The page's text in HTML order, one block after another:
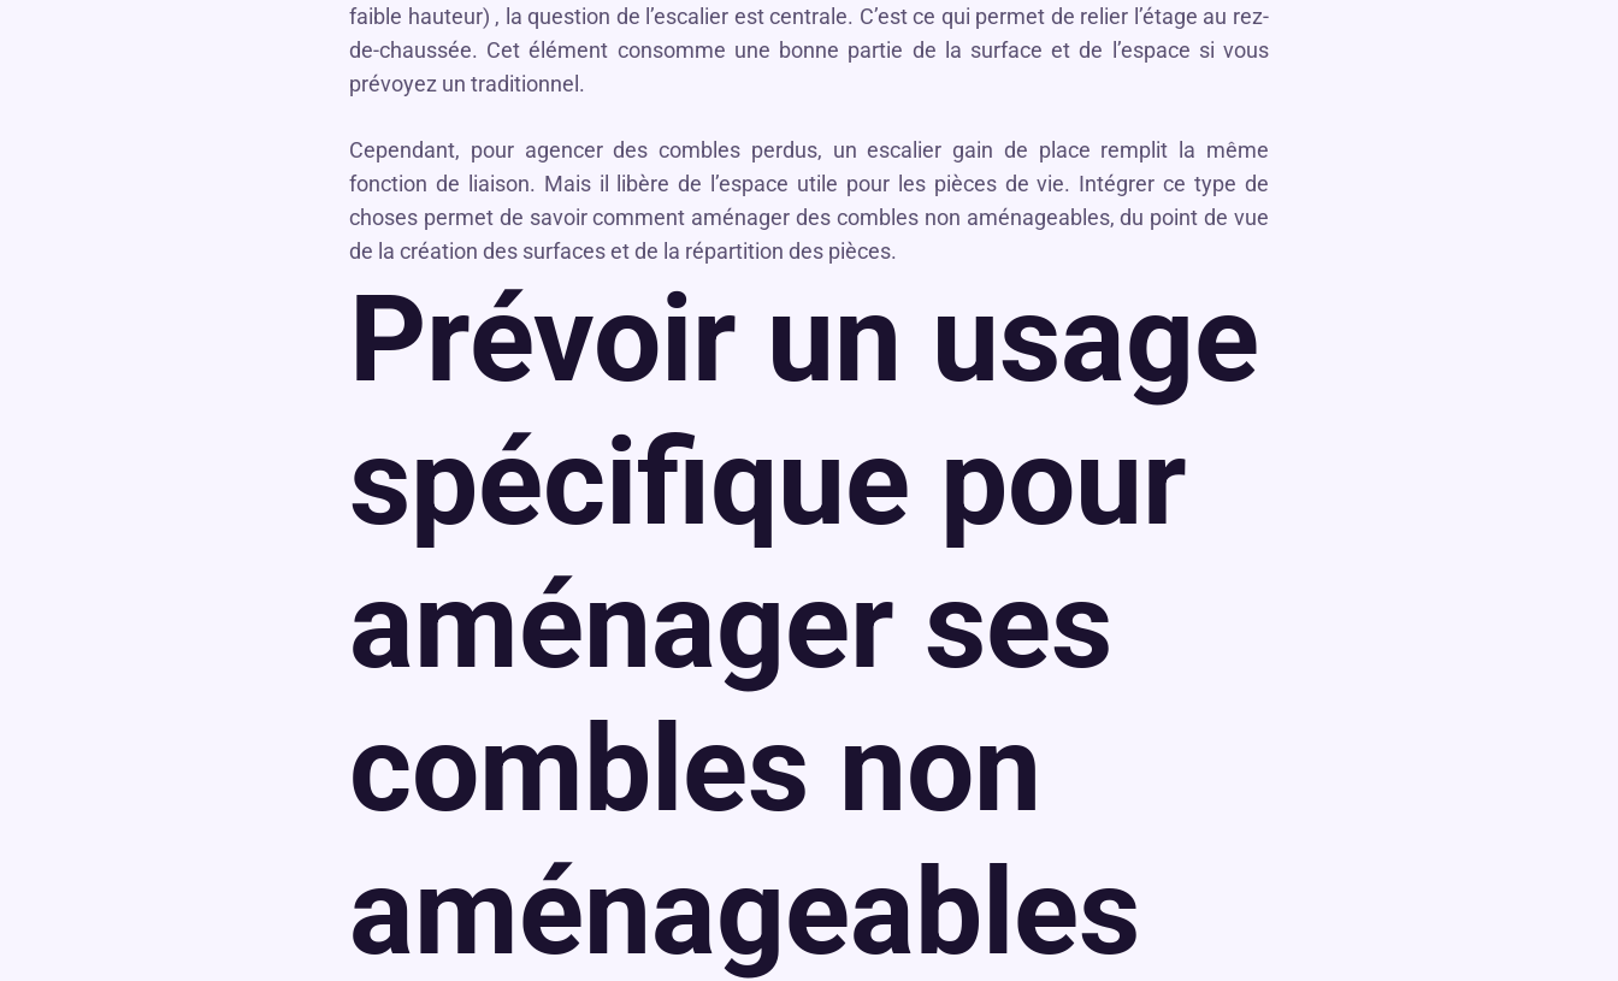
faible hauteur) , la question de l’escalier est centrale. C’est ce qui permet de relier l’étage au rez-
de-chaussée. Cet élément consomme une bonne partie de la surface et de l’espace si vous
prévoyez un traditionnel.
Cependant, pour agencer des combles perdus, un escalier gain de place remplit la même
fonction de liaison. Mais il libère de l’espace utile pour les pièces de vie. Intégrer ce type de
choses permet de savoir comment aménager des combles non aménageables, du point de vue
de la création des surfaces et de la répartition des pièces.
Prévoir un usage
spécifique pour
aménager ses
combles non
aménageables